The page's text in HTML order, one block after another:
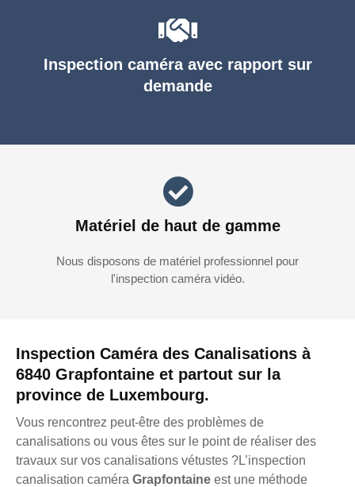
Inspection Caméra des Canalisations à
6840 Grapfontaine et partout sur la
province de Luxembourg.
Vous rencontrez peut-être des problèmes de
canalisations ou vous êtes sur le point de réaliser des
travaux sur vos canalisations vétustes ?L’inspection
canalisation caméra Grapfontaine est une méthode
Inspection caméra avec rapport sur
demande
Matériel de haut de gamme
Nous disposons de matériel professionnel pour
l'inspection caméra vidéo.